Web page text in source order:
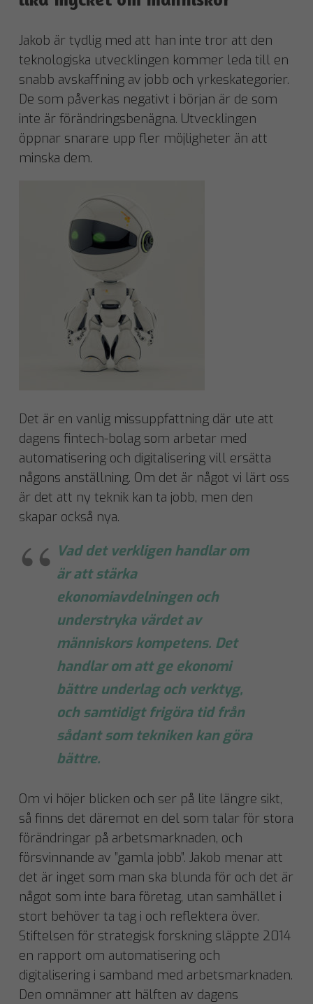
Jakob är tydlig med att han inte tror att den
teknologiska utvecklingen kommer leda till en
snabb avskaffning av jobb och yrkeskategorier.
De som påverkas negativt i början är de som
inte är förändringsbenägna. Utvecklingen
öppnar snarare upp fler möjligheter än att
minska dem.
Det är en vanlig missuppfattning där ute att
dagens fintech-bolag som arbetar med
automatisering och digitalisering vill ersätta
någons anställning. Om det är något vi lärt oss
är det att ny teknik kan ta jobb, men den
skapar också nya.
Vad det verkligen handlar om
är att stärka
ekonomiavdelningen och
understryka värdet av
människors kompetens. Det
handlar om att ge ekonomi
bättre underlag och verktyg,
och samtidigt frigöra tid från
sådant som tekniken kan göra
bättre.
Om vi höjer blicken och ser på lite längre sikt,
så finns det däremot en del som talar för stora
förändringar på arbetsmarknaden, och
försvinnande av ”gamla jobb”. Jakob menar att
det är inget som man ska blunda för och det är
något som inte bara företag, utan samhället i
stort behöver ta tag i och reflektera över.
Stiftelsen för strategisk forskning släppte 2014
en rapport om automatisering och
digitalisering i samband med arbetsmarknaden.
Den omnämner att hälften av dagens